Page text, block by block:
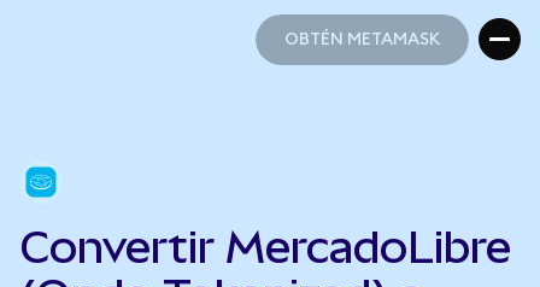
OBTÉN METAMASK
Convertir MercadoLibre